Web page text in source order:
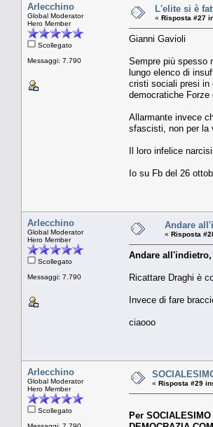
Arlecchino
Global Moderator
Hero Member
Scollegato
Messaggi: 7.790
L'elite si è
« Risposta #27
Gianni Gavioli
Sempre più spesso
lungo elenco di
cristi sociali presi in
democratiche
Allarmante invece
sfascisti, non per la
Il loro infelice
Io su Fb del 26
Arlecchino
Global Moderator
Hero Member
Scollegato
Messaggi: 7.790
Andare
« Risposta
Andare
Ricattare Draghi è
Invece di fare
ciaooo
Arlecchino
Global Moderator
Hero Member
Scollegato
« Risposta #29
Per